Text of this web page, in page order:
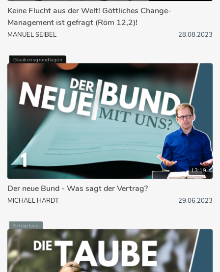
Keine Flucht aus der Welt! Göttliches Change-
Management ist gefragt (Röm 12,2)!
MANUEL SEIBEL 28.08.2023
Glaubensgrundlagen
13:19
Der neue Bund - Was sagt der Vertrag?
MICHAEL HARDT 29.06.2023
Schöpfung